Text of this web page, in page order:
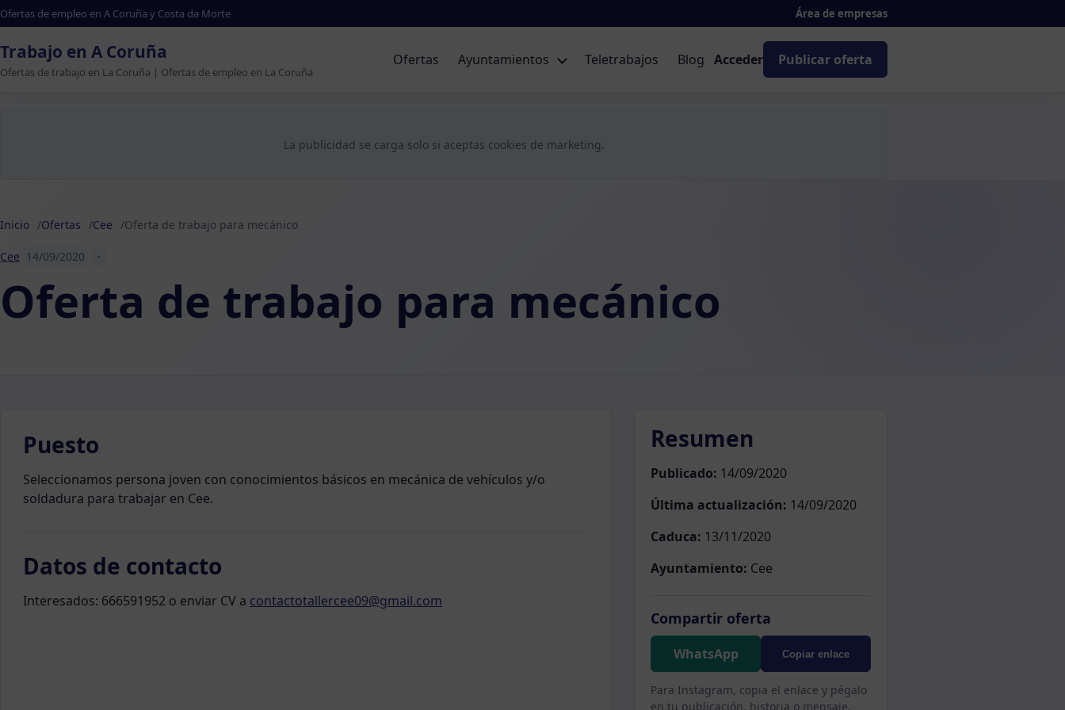
Ofertas de empleo en A Coruña y Costa da Morte Área de empresas
Trabajo en A Coruña
Ofertas de trabajo en La Coruña | Ofertas de empleo en La Coruña
Ofertas Ayuntamientos Teletrabajos Blog Acceder Publicar oferta
La publicidad se carga solo si aceptas cookies de marketing.
Inicio Ofertas Cee Oferta de trabajo para mecánico
Cee 14/09/2020 -
Oferta de trabajo para mecánico
Puesto
Seleccionamos persona joven con conocimientos básicos en mecánica de vehículos y/o
soldadura para trabajar en Cee.
Datos de contacto
Interesados: 666591952 o enviar CV a contactotallercee09@gmail.com
Resumen
Publicado: 14/09/2020
Última actualización: 14/09/2020
Caduca: 13/11/2020
Ayuntamiento: Cee
Compartir oferta
WhatsApp Copiar enlace
Para Instagram, copia el enlace y pégalo
en tu publicación, historia o mensaje.